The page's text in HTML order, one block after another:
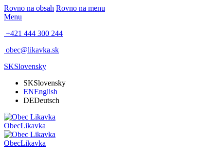
Rovno na obsah Rovno na menu
Menu
+421 444 300 244
obec@likavka.sk
SKSlovensky
SKSlovensky
ENEnglish
DEDeutsch
ObecLikavka
ObecLikavka